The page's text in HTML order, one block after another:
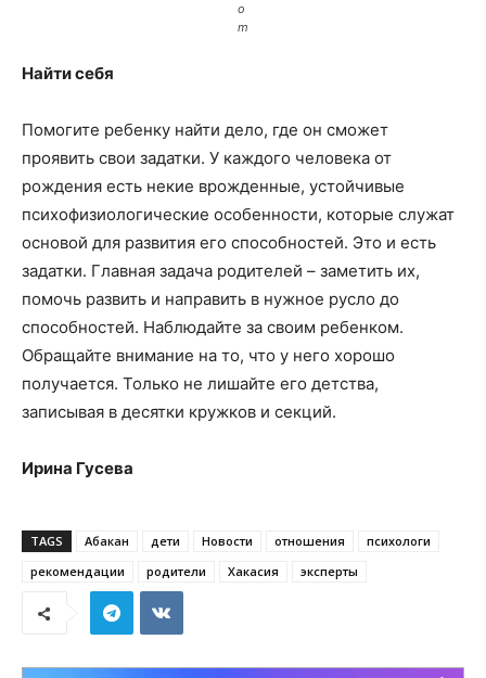
o
m
Найти себя
Помогите ребенку найти дело, где он сможет
проявить свои задатки. У каждого человека от
рождения есть некие врожденные, устойчивые
психофизиологические особенности, которые служат
основой для развития его способностей. Это и есть
задатки. Главная задача родителей – заметить их,
помочь развить и направить в нужное русло до
способностей. Наблюдайте за своим ребенком.
Обращайте внимание на то, что у него хорошо
получается. Только не лишайте его детства,
записывая в десятки кружков и секций.
Ирина Гусева
TAGS Абакан дети Новости отношения
психологи
рекомендации
родители Хакасия эксперты